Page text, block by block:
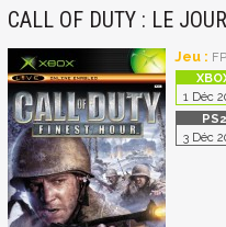
CALL OF DUTY : LE
Jeu :
1 Déc
3 Déc